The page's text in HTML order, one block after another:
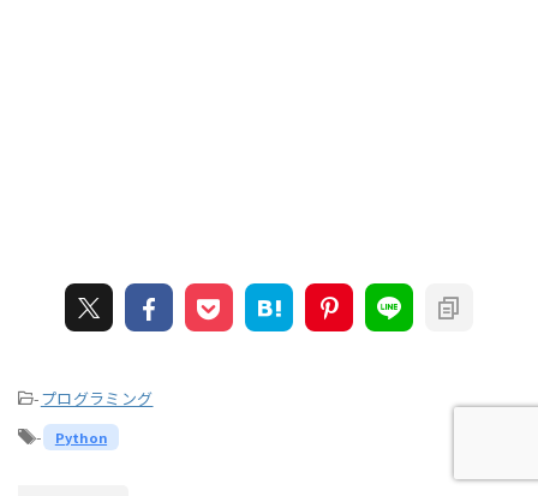
-プログラミング
-
Python